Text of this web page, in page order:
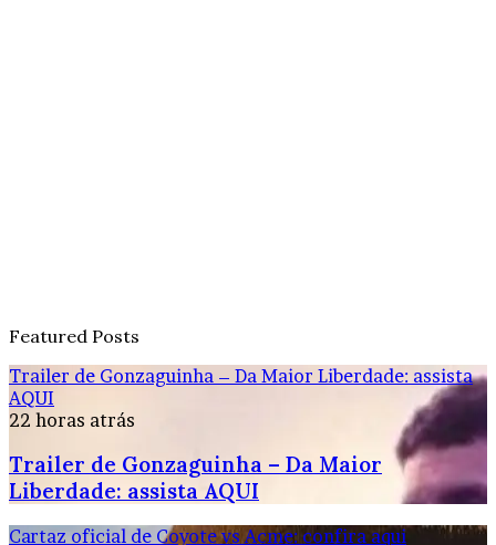
Featured Posts
Trailer de Gonzaguinha – Da Maior Liberdade: assista
AQUI
22 horas atrás
Trailer de Gonzaguinha – Da Maior
Liberdade: assista AQUI
Cartaz oficial de Coyote vs Acme: confira aqui